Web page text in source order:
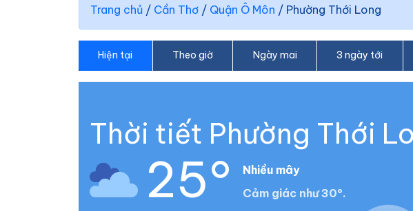
Trang chủ / Cần Thơ / Quận Ô Môn / Phường Thới Long
Hiện tại Theo giờ Ngày mai 3 ngày tới
Thời tiết Phường Thới
25°
Nhiều mây
Cảm giác như 30°.